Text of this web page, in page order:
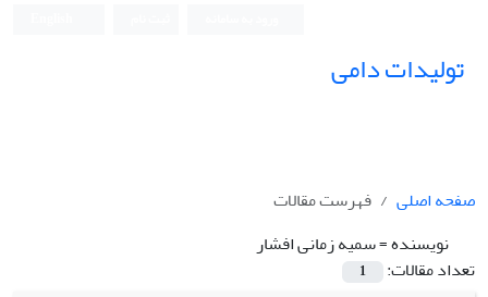
تولیدات دامی
صفحه اصلی
فهرست مقالات
نویسنده =سمیه زمانی افشار
تعداد مقالات:
1